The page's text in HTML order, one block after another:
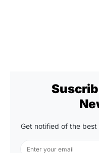
Get notified of the best